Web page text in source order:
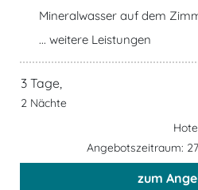
Mineralwasser auf dem
... weitere Leistungen
3 Tage,
2 Nächte
Angebotszeitraum:
zum